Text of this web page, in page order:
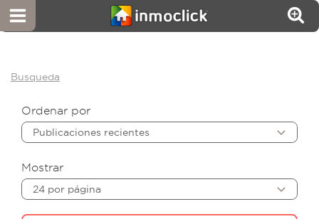
Busqueda
Ordenar por
Publicaciones recientes
Mostrar
24 por página